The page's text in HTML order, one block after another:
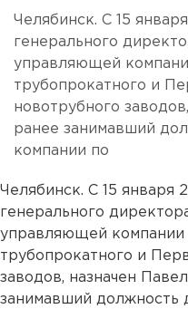
Челябинск. С 15
генерального
управляющей
трубопрокатного и
новотрубного
ранее занимавший
компании по
Челябинск. С 15 января
генерального
управляющей компании
трубопрокатного и
заводов, назначен
занимавший должность